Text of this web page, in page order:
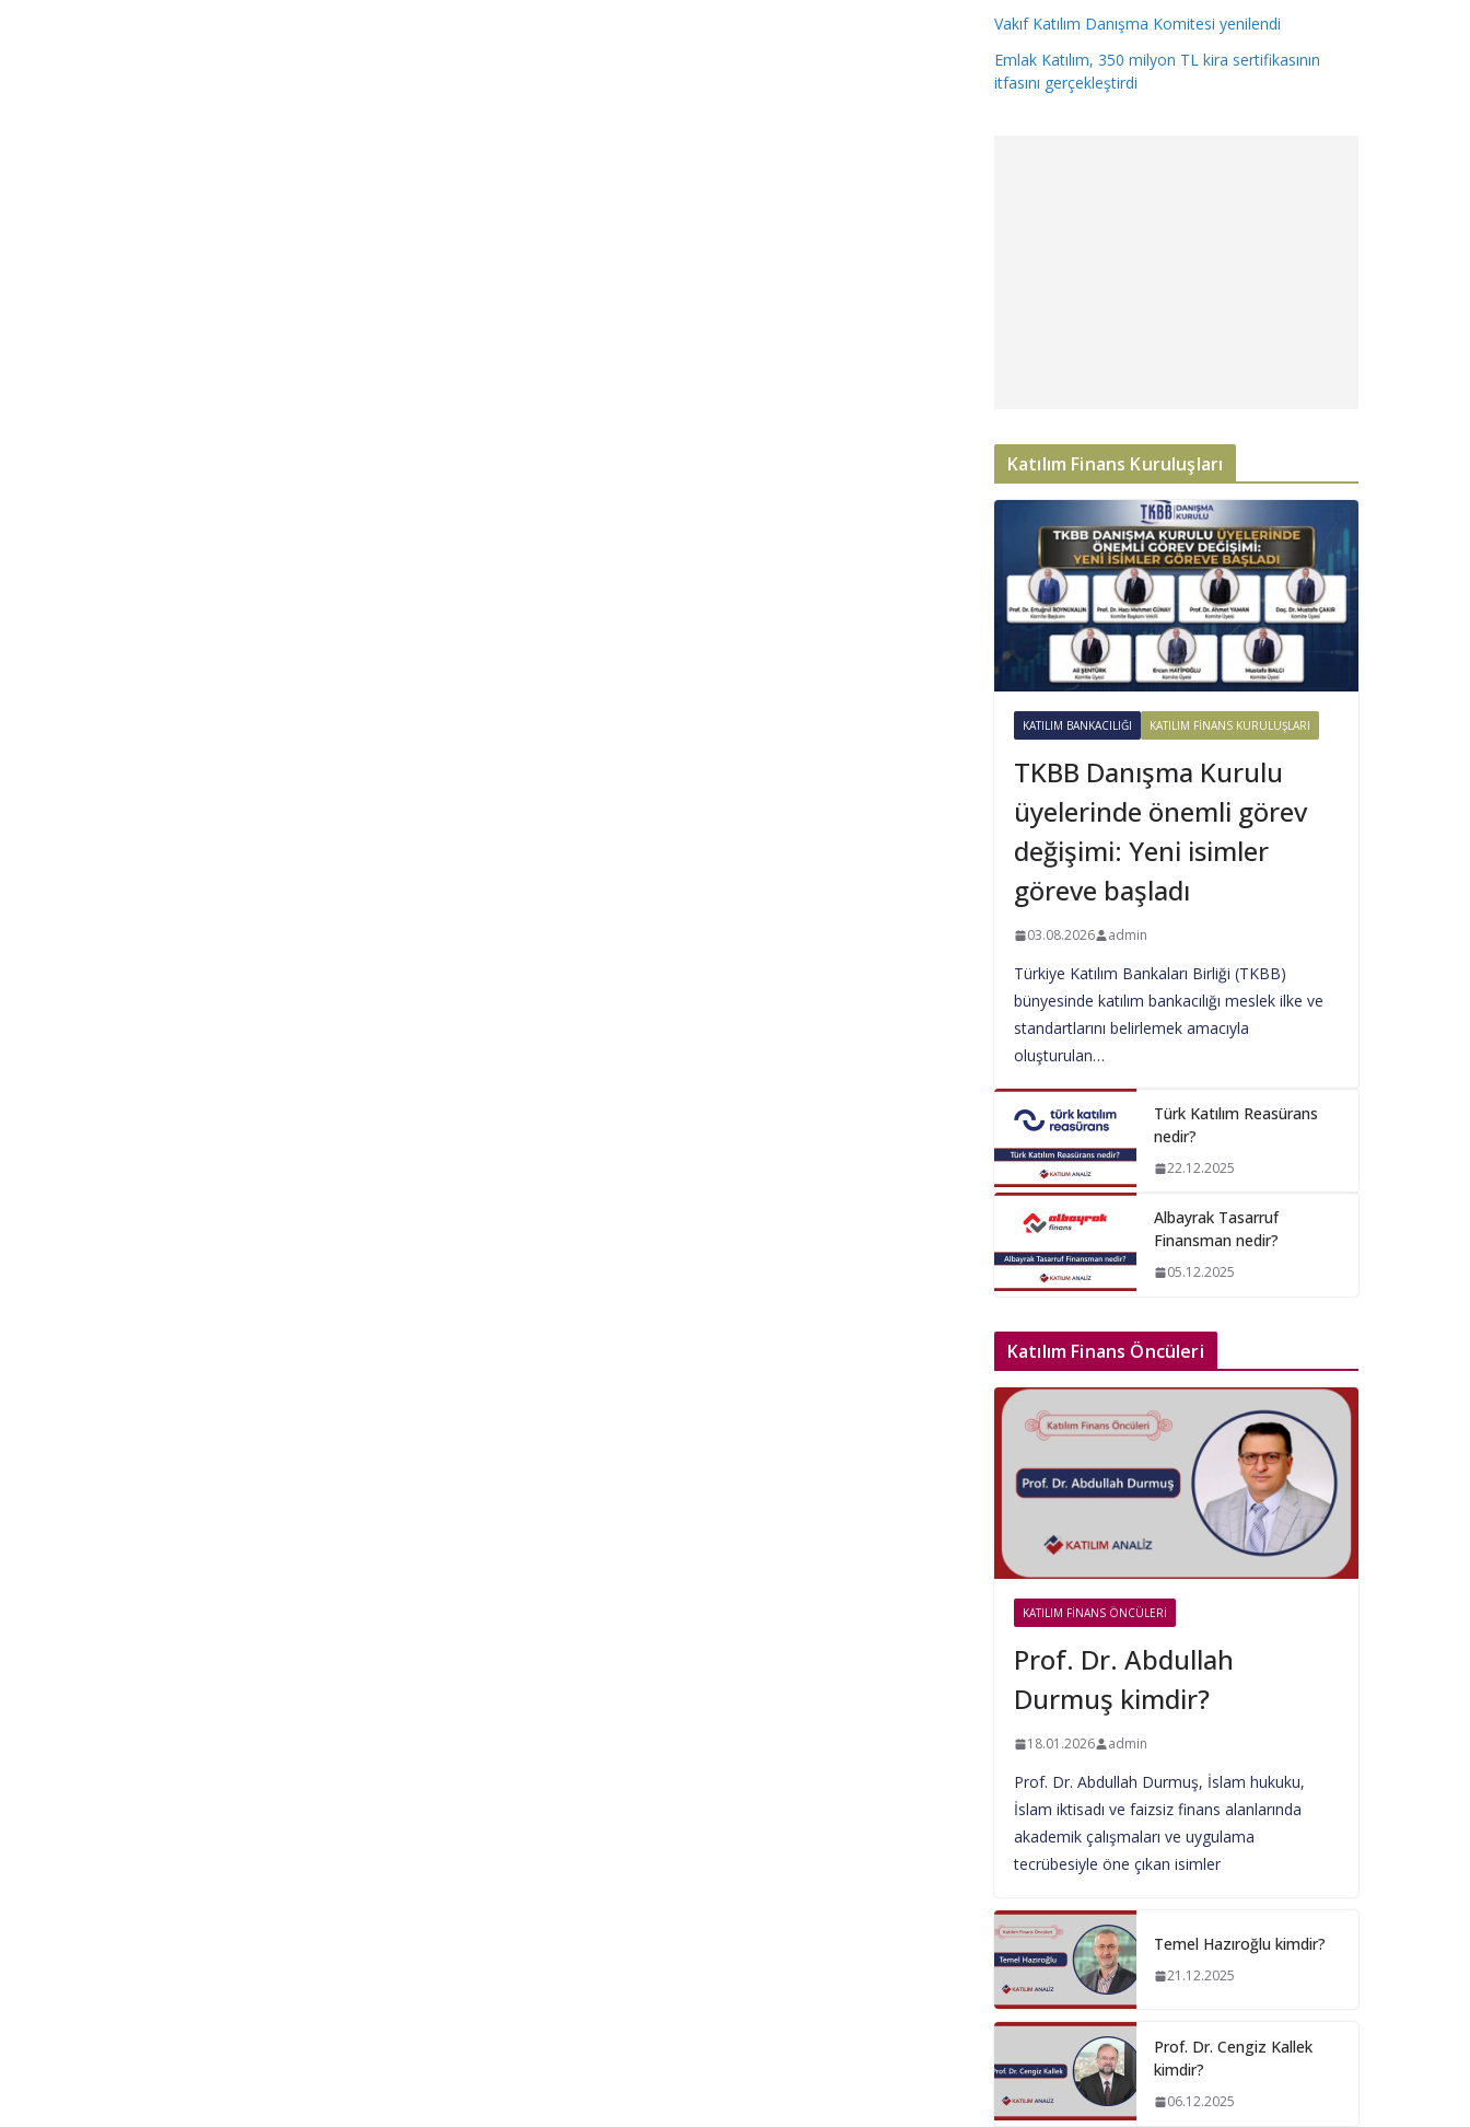
Vakıf Katılım Danışma Komitesi yenilendi
Emlak Katılım, 350 milyon TL kira sertifikasının
itfasını gerçekleştirdi
Katılım Finans Kuruluşları
KATILIM BANKACILIĞI KATILIM FINANS KURULUŞLARI
TKBB Danışma Kurulu
üyelerinde önemli görev
değişimi: Yeni isimler
göreve başladı
03.08.2026 admin
Türkiye Katılım Bankaları Birliği (TKBB)
bünyesinde katılım bankacılığı meslek ilke ve
standartlarını belirlemek amacıyla
oluşturulan…
Türk Katılım Reasürans
nedir?
22.12.2025
Albayrak Tasarruf
Finansman nedir?
05.12.2025
Katılım Finans Öncüleri
KATILIM FINANS ÖNCÜLERI
Prof. Dr. Abdullah
Durmuş kimdir?
18.01.2026 admin
Prof. Dr. Abdullah Durmuş, İslam hukuku,
İslam iktisadı ve faizsiz finans alanlarında
akademik çalışmaları ve uygulama
tecrübesiyle öne çıkan isimler
Temel Hazıroğlu kimdir?
21.12.2025
Prof. Dr. Cengiz Kallek
kimdir?
06.12.2025